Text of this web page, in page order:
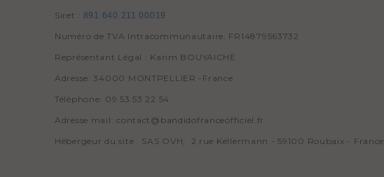
Siret :
891 640 211 00019
Numéro de TVA Intracommunautaire: FR14879563732
Représentant Légal : Karim BOUYAICHE
Adresse: 34000 MONTPELLIER -France
Téléphone: 09 53 53 22 54
Adresse mail: contact@bandidofranceofficiel.fr
Hébergeur du site : SAS OVH, 2 rue Kellermann - 59100 Roubaix - France